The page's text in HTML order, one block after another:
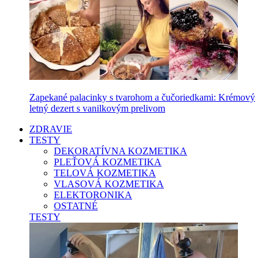
Zapekané palacinky s tvarohom a čučoriedkami: Krémový
letný dezert s vanilkovým prelivom
ZDRAVIE
TESTY
DEKORATÍVNA KOZMETIKA
PLEŤOVÁ KOZMETIKA
TELOVÁ KOZMETIKA
VLASOVÁ KOZMETIKA
ELEKTORONIKA
OSTATNÉ
TESTY